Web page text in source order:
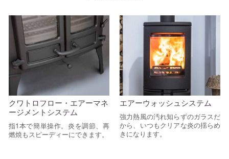
クワトロフロー・エアーマネ
ージメントシステム
指1本で簡単操作。炎を調節、再
燃焼もスピーディーにできます。
エアーウォッシュシステム
強力熱風の汚れ知らずのガラスだ
から、いつもクリアな炎の揺らめ
きになります。